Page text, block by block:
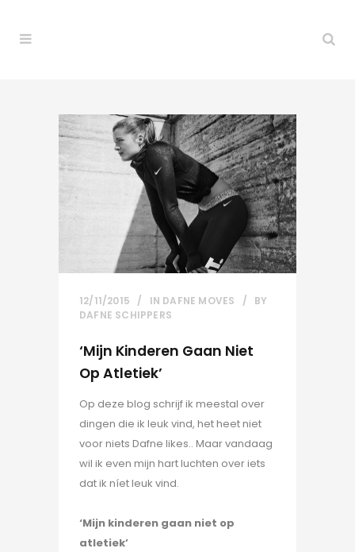
12/11/2015 IN DAFNE MOVES
BY
DAFNE SCHIPPERS
‘Mijn Kinderen Gaan Niet
Op Atletiek’
Op deze blog schrijf ik meestal over
dingen die ik leuk vind, het heet niet
voor niets Dafne likes.. Maar vandaag
wil ik even mijn hart luchten over iets
dat ik níet leuk vind.
‘Mijn kinderen gaan niet op
atletiek’